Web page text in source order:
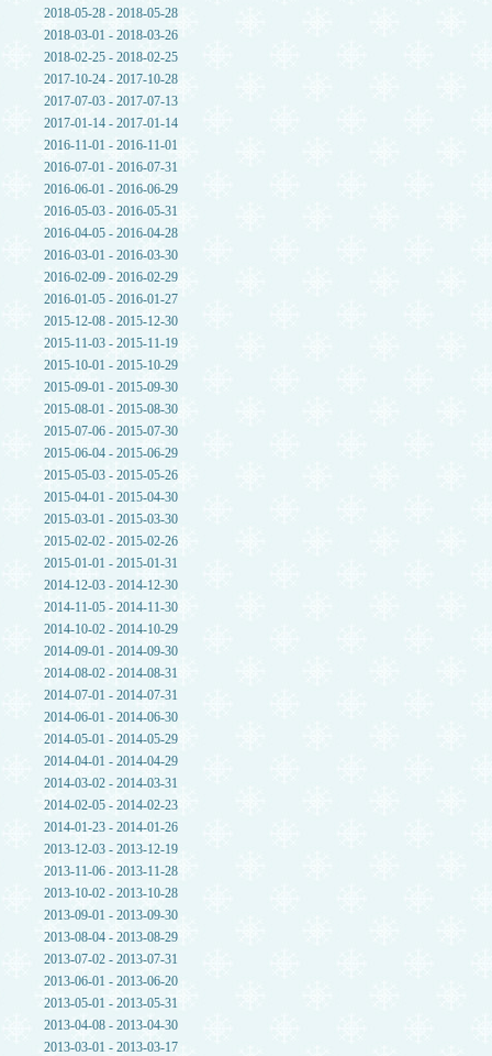
2018-05-28 - 2018-05-28
2018-03-01 - 2018-03-26
2018-02-25 - 2018-02-25
2017-10-24 - 2017-10-28
2017-07-03 - 2017-07-13
2017-01-14 - 2017-01-14
2016-11-01 - 2016-11-01
2016-07-01 - 2016-07-31
2016-06-01 - 2016-06-29
2016-05-03 - 2016-05-31
2016-04-05 - 2016-04-28
2016-03-01 - 2016-03-30
2016-02-09 - 2016-02-29
2016-01-05 - 2016-01-27
2015-12-08 - 2015-12-30
2015-11-03 - 2015-11-19
2015-10-01 - 2015-10-29
2015-09-01 - 2015-09-30
2015-08-01 - 2015-08-30
2015-07-06 - 2015-07-30
2015-06-04 - 2015-06-29
2015-05-03 - 2015-05-26
2015-04-01 - 2015-04-30
2015-03-01 - 2015-03-30
2015-02-02 - 2015-02-26
2015-01-01 - 2015-01-31
2014-12-03 - 2014-12-30
2014-11-05 - 2014-11-30
2014-10-02 - 2014-10-29
2014-09-01 - 2014-09-30
2014-08-02 - 2014-08-31
2014-07-01 - 2014-07-31
2014-06-01 - 2014-06-30
2014-05-01 - 2014-05-29
2014-04-01 - 2014-04-29
2014-03-02 - 2014-03-31
2014-02-05 - 2014-02-23
2014-01-23 - 2014-01-26
2013-12-03 - 2013-12-19
2013-11-06 - 2013-11-28
2013-10-02 - 2013-10-28
2013-09-01 - 2013-09-30
2013-08-04 - 2013-08-29
2013-07-02 - 2013-07-31
2013-06-01 - 2013-06-20
2013-05-01 - 2013-05-31
2013-04-08 - 2013-04-30
2013-03-01 - 2013-03-17